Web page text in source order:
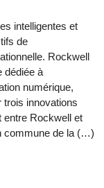
intelligentes et
de
Rockwell
dédiée à
numérique,
innovations
entre Rockwell et
commune de la (…)